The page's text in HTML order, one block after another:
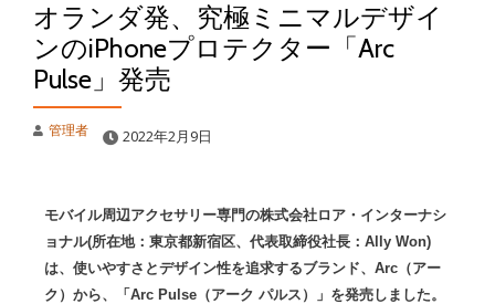
オランダ発、究極ミニマルデザイ
ンのiPhoneプロテクター「Arc
Pulse」発売
管理者 2022年2月9日
モバイル周辺アクセサリー専門の株式会社ロア・インターナシ
ョナル(所在地：東京都新宿区、代表取締役社長：Ally Won)
は、使いやすさとデザイン性を追求するブランド、Arc（アー
ク）から、「Arc Pulse（アーク パルス）」を発売しました。